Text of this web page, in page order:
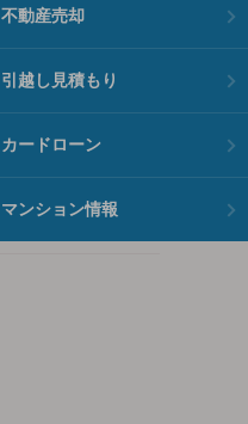
不動産売却
引越し見積もり
カードローン
マンション情報